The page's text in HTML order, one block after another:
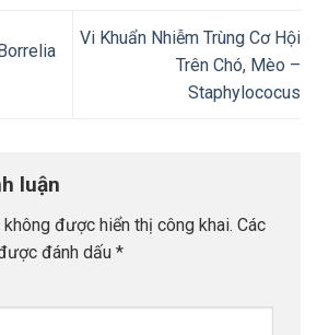
Vi Khuẩn Nhiễm Trùng Cơ Hội
Trên Chó, Mèo –
Staphylococus
luận
không được hiển thị công khai. Các
đánh dấu *